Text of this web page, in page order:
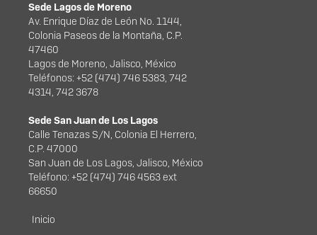
Sede Lagos de Moreno
Av. Enrique Díaz de León No. 1144,
Colonia Paseos de la Montaña, C.P.
47460
Lagos de Moreno, Jalisco, México
Teléfonos: +52 (474) 746 5383, 742
4314, 742 3678
Sede San Juan de Los Lagos
Calle Tenazas S/N, Colonia El Herrero,
C.P. 47000
San Juan de Los Lagos, Jalisco, México
Teléfono: +52 (474) 746 4563 ext
66650
Menú principal
Inicio